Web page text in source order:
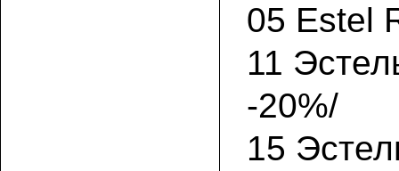
05 Estel
11
-20%/
15